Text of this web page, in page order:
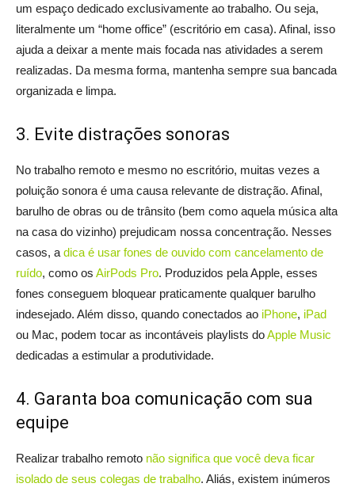
um espaço dedicado exclusivamente ao trabalho. Ou seja,
literalmente um “home office” (escritório em casa). Afinal, isso
ajuda a deixar a mente mais focada nas atividades a serem
realizadas. Da mesma forma, mantenha sempre sua bancada
organizada e limpa.
3. Evite distrações sonoras
No trabalho remoto e mesmo no escritório, muitas vezes a
poluição sonora é uma causa relevante de distração. Afinal,
barulho de obras ou de trânsito (bem como aquela música alta
na casa do vizinho) prejudicam nossa concentração. Nesses
casos, a dica é usar fones de ouvido com cancelamento de
ruído, como os AirPods Pro. Produzidos pela Apple, esses
fones conseguem bloquear praticamente qualquer barulho
indesejado. Além disso, quando conectados ao iPhone, iPad
ou Mac, podem tocar as incontáveis playlists doApple Music
dedicadas a estimular a produtividade.
4. Garanta boa comunicação com sua
equipe
Realizar trabalho remoto não significa que você deva ficar
isolado de seus colegas de trabalho. Aliás, existem inúmeros